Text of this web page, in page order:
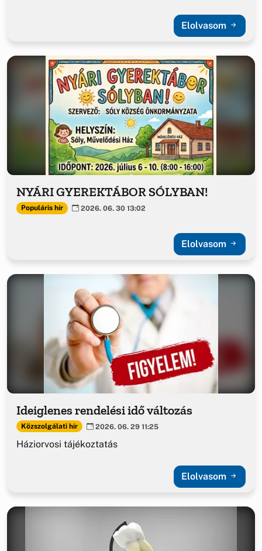
Elolvasom
NYÁRI GYEREKTÁBOR SÓLYBAN!
Populáris hír 2026. 06. 30 13:02
Elolvasom
Ideiglenes rendelési idő változás
Közszolgálati hír 2026. 06. 29 11:25
Háziorvosi tájékoztatás
Elolvasom